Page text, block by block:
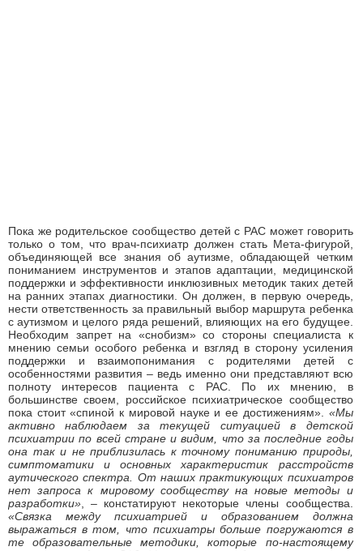
Пока же родительское сообщество детей с РАС может говорить
только о том, что врач-психиатр должен стать Мета-фигурой,
объединяющей все знания об аутизме, обладающей четким
пониманием инструментов и этапов адаптации, медицинской
поддержки и эффективности инклюзивных методик таких детей
на ранних этапах диагностики. Он должен, в первую очередь,
нести ответственность за правильный выбор маршрута ребенка
с аутизмом и целого ряда решений, влияющих на его будущее.
Необходим запрет на «снобизм» со стороны специалиста к
мнению семьи особого ребенка и взгляд в сторону усиления
поддержки и взаимопонимания с родителями детей с
особенностями развития – ведь именно они представляют всю
полноту интересов пациента с РАС. По их мнению, в
большинстве своем, российское психиатрическое сообщество
пока стоит «спиной к мировой науке и ее достижениям». «Мы
активно наблюдаем за текущей ситуацией в детской
психиатрии по всей стране и видим, что за последние годы
она так и не приблизилась к точному пониманию природы,
симптоматики и основных характеристик расстройств
аутического спектра. От наших практикующих психиатров
нет запроса к мировому сообществу на новые методы и
разработки», – констатируют некоторые члены сообщества.
«Связка между психиатрией и образованием должна
выражаться в том, что психиатры больше погружаются в
те образовательные методики, которые по-настоящему